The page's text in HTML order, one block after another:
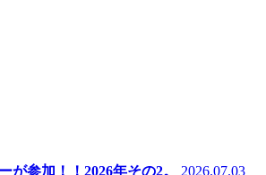
参加！！2026年その2。 2026.07.03